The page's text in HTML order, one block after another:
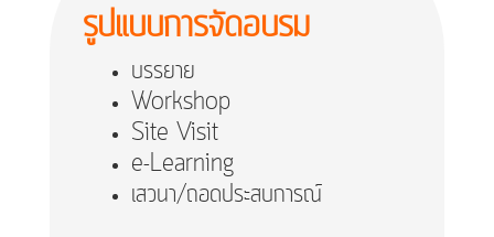
รูปแบบการจัดอบรม
บรรยาย
Workshop
Site Visit
e-Learning
เสวนา/ถอดประสบการณ์